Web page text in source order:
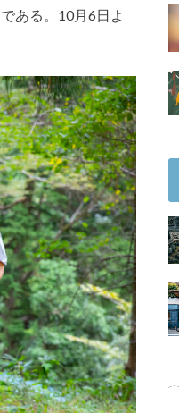
ある。10月6日よ